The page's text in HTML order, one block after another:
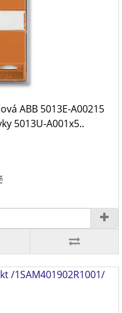
ABB 5013E-A00215
5013U-A001x5..
/1SAM401902R1001/